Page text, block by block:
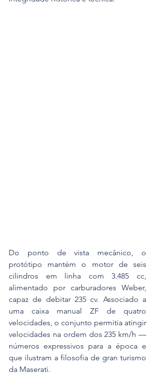
Do ponto de vista mecânico, o
protótipo mantém o motor de seis
cilindros em linha com 3.485 cc,
alimentado por carburadores Weber,
capaz de debitar 235 cv. Associado a
uma caixa manual ZF de quatro
velocidades, o conjunto permitia atingir
velocidades na ordem dos 235 km/h —
números expressivos para a época e
que ilustram a filosofia de gran turismo
da Maserati.